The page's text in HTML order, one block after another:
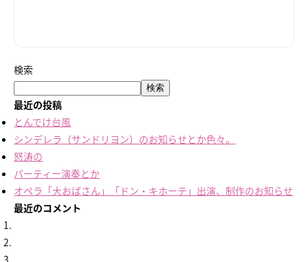
検索
検索
最近の投稿
とんでけ台風
シンデレラ（サンドリヨン）のお知らせとか色々。
怒涛の
パーティー演奏とか
オペラ「大おばさん」「ドン・キホーテ」出演、制作のお知らせ
最近のコメント